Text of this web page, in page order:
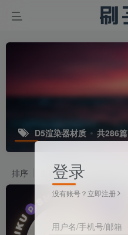
D5渲染器材质 共286篇
排序 更新 浏览
登录
没有账号？立即注册
用户名/手机号/邮箱